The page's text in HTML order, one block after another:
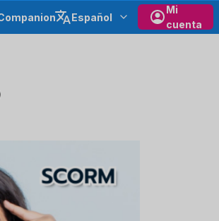
Español
Mi
cuenta